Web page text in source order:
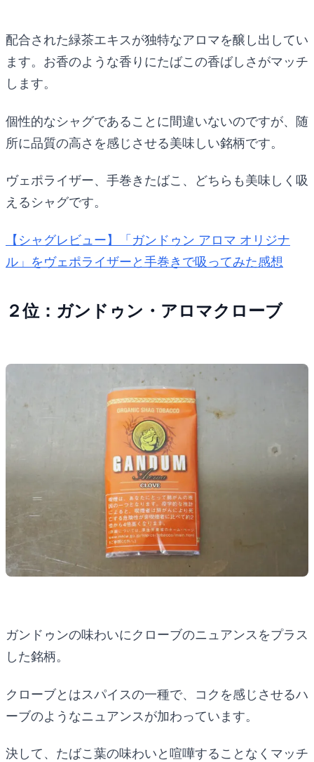
配合された緑茶エキスが独特なアロマを醸し出してい
ます。お香のような香りにたばこの香ばしさがマッチ
します。
個性的なシャグであることに間違いないのですが、随
所に品質の高さを感じさせる美味しい銘柄です。
ヴェポライザー、手巻きたばこ、どちらも美味しく吸
えるシャグです。
【シャグレビュー】「ガンドゥン アロマ オリジナ
ル」をヴェポライザーと手巻きで吸ってみた感想
２位：ガンドゥン・アロマクローブ
ガンドゥンの味わいにクローブのニュアンスをプラス
した銘柄。
クローブとはスパイスの一種で、コクを感じさせるハ
ーブのようなニュアンスが加わっています。
決して、たばこ葉の味わいと喧嘩することなくマッチ